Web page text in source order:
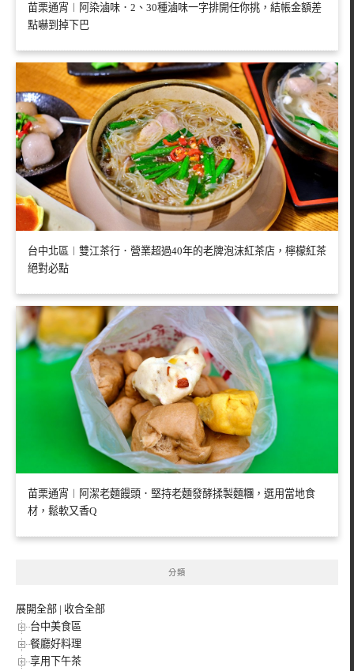
苗栗通宵︱阿染滷味．2、30種滷味一字排開任你挑，結帳金額差
點嚇到掉下巴
台中北區︱雙江茶行．營業超過40年的老牌泡沫紅茶店，檸檬紅茶
絕對必點
苗栗通宵︱阿潔老麵饅頭．堅持老麵發酵揉製麵糰，選用當地食
材，鬆軟又香Q
分類
展開全部 | 收合全部
台中美食區
餐廳好料理
享用下午茶